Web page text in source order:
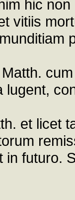
hic
vitiis
lugent,
et licet
in futuro.